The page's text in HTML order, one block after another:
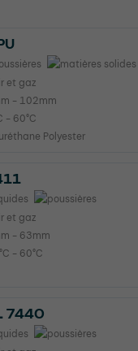
- 102mm
- 60°C
Polyester
- 63mm
- 60°C
7440